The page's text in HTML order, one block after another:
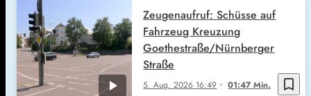
bookmark_border
5. Aug. 2026 16:49 01:47 Min.
Zeugenaufruf: Schüsse auf
Fahrzeug Kreuzung
Goethestraße/Nürnberger
Straße